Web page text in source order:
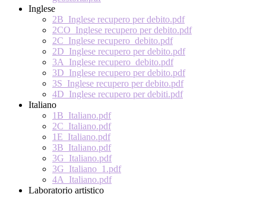
Inglese
2B_Inglese recupero per debito.pdf
2CO_Inglese recupero per debito.pdf
2C_Inglese recupero_debito.pdf
2D_Inglese recupero per debito.pdf
3A_Inglese recupero_debito.pdf
3D_Inglese recupero per debito.pdf
3S_Inglese recupero per debito.pdf
4D_Inglese recupero per debiti.pdf
Italiano
1B_Italiano.pdf
2C_Italiano.pdf
1E_Italiano.pdf
3B_Italiano.pdf
3G_Italiano.pdf
3G_Italiano_1.pdf
4A_Italiano.pdf
Laboratorio artistico